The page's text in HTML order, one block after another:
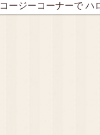
コージーコーナーで ハ